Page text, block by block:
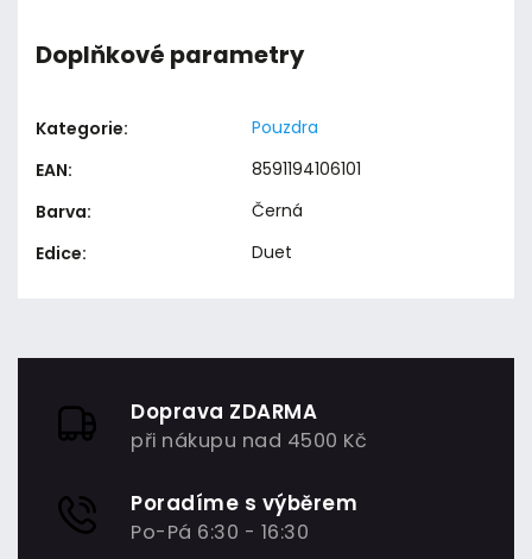
Doplňkové parametry
Kategorie:
Pouzdra
EAN:
8591194106101
Barva:
Černá
Edice: Duet
Doprava ZDARMA
při nákupu nad 4500 Kč
Poradíme s výběrem
Po-Pá 6:30 - 16:30